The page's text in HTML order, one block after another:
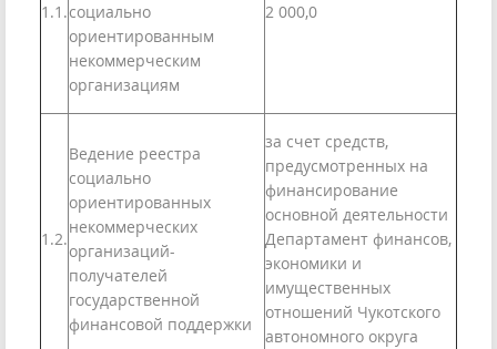
1.1.социально
ориентированным
некоммерческим
организациям
2 000,0
1.2.
Ведение реестра
социально
ориентированных
некоммерческих
организаций-
получателей
государственной
финансовой поддержки
за счет средств,
предусмотренных на
финансирование
основной деятельности
Департамент финансов,
экономики и
имущественных
отношений Чукотского
автономного округа